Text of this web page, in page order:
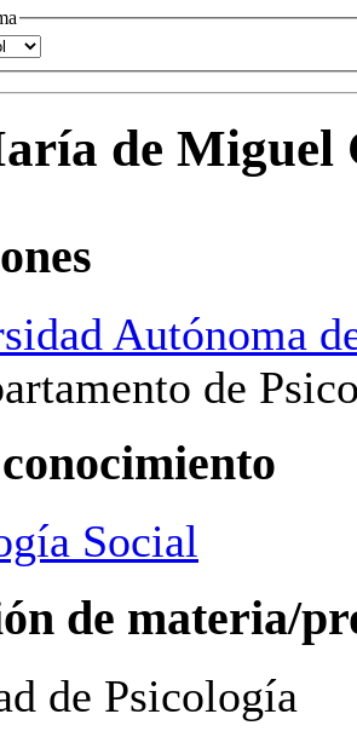
de Miguel
Autónoma
de
Social
de materia/
de Psicología